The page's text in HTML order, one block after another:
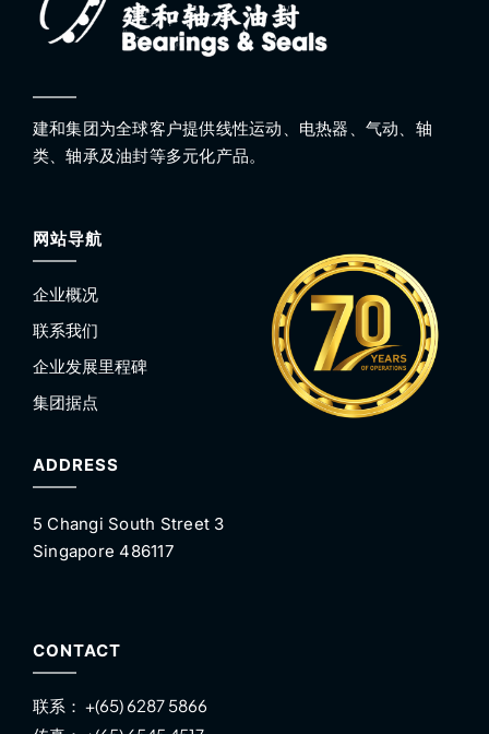
建和集团为全球客户提供线性运动、电热器、气动、轴
类、轴承及油封等多元化产品。
网站导航
企业概况
联系我们
企业发展里程碑
集团据点
ADDRESS
5 Changi South Street 3
Singapore 486117
CONTACT
联系： +(65) 6287 5866